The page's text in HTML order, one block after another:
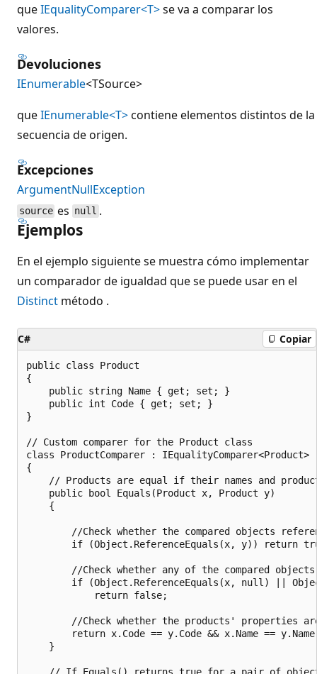
queIEqualityComparer<T>se va a comparar los
valores.
Devoluciones
IEnumerable<TSource>
queIEnumerable<T>contiene elementos distintos de la
secuencia de origen.
Excepciones
ArgumentNullException
source es null .
Ejemplos
En el ejemplo siguiente se muestra cómo implementar
un comparador de igualdad que se puede usar en el
Distinct método .
C# Copiar
public class Product
{
    public string Name { get; set; }
    public int Code { get; set; }
}
// Custom comparer for the Product class
class ProductComparer : IEqualityComparer<Product>
{
// Products are equal if their names and
    public bool Equals(Product x, Product y)
    {
//Check whether the compared objects
if (Object.ReferenceEquals(x, y)) return
//Check whether any of the compared
if (Object.ReferenceEquals(x, null) ||
            return false;
//Check whether the products' properties
return x.Code == y.Code && x.Name ==
    }
// If Equals() returns true for a pair of